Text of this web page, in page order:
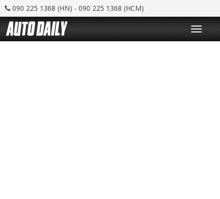
090 225 1368 (HN) - 090 225 1368 (HCM)
T
o
g